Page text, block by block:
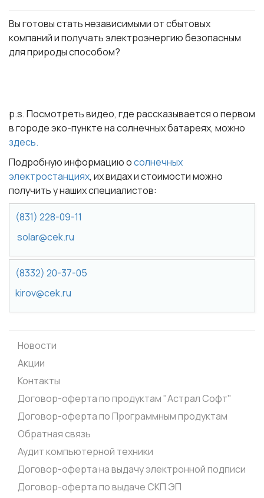
Вы готовы стать независимыми от сбытовых
компаний и получать электроэнергию безопасным
для природы способом?
p.s. Посмотреть видео, где рассказывается о первом
в городе эко-пункте на солнечных батареях, можно
здесь.
Подробную информацию осолнечных
электростанциях, их видах и стоимости можно
получить у наших специалистов:
(831) 228-09-11
solar@cek.ru
(8332) 20-37-05
kirov@cek.ru
Новости
Акции
Контакты
Договор-оферта по продуктам "Астрал Софт"
Договор-оферта по Программным продуктам
Обратная связь
Аудит компьютерной техники
Договор-оферта на выдачу электронной подписи
Договор-оферта по выдаче СКП ЭП